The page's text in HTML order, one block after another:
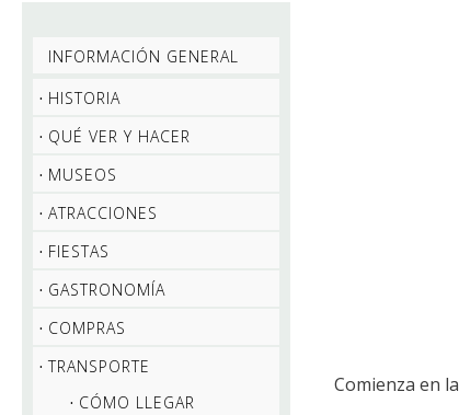
INFORMACIÓN GENERAL
HISTORIA
QUÉ VER Y HACER
MUSEOS
ATRACCIONES
FIESTAS
GASTRONOMÍA
COMPRAS
TRANSPORTE
CÓMO LLEGAR
Comienza en la